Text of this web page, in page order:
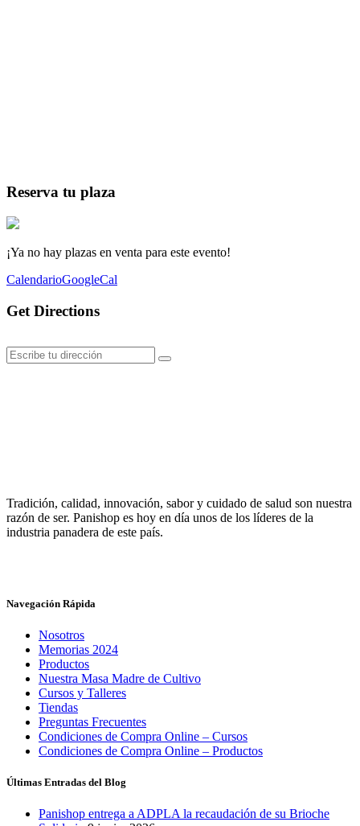
Reserva tu plaza
¡Ya no hay plazas en venta para este evento!
CalendarioGoogleCal
Get Directions
Tradición, calidad, innovación, sabor y cuidado de salud son nuestra
razón de ser. Panishop es hoy en día unos de los líderes de la
industria panadera de este país.
Navegación Rápida
Nosotros
Memorias 2024
Productos
Nuestra Masa Madre de Cultivo
Cursos y Talleres
Tiendas
Preguntas Frecuentes
Condiciones de Compra Online – Cursos
Condiciones de Compra Online – Productos
Últimas Entradas del Blog
Panishop entrega a ADPLA la recaudación de su Brioche